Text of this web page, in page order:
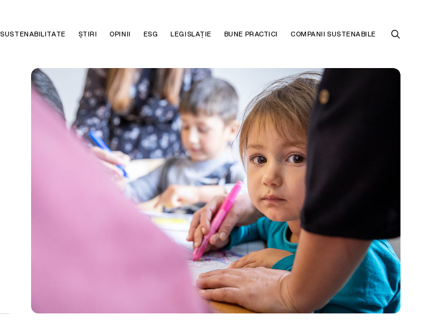
SUSTENABILITATE ȘTIRI OPINII ESG LEGISLAȚIE BUNE PRACTICI COMPANII SUSTENABILE